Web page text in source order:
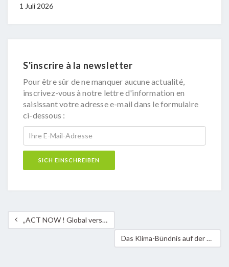
1 Juli 2026
S'inscrire à la newsletter
Pour être sûr de ne manquer aucune actualité,
inscrivez-vous à notre lettre d'information en
saisissant votre adresse e-mail dans le formulaire
ci-dessous :
„ACT NOW ! Global verstehen, lokal agieren“ – 7. Ausgabe des Festivals Cinéma du Sud – Das Klima-Bündnis lädt ein!
Das Klima-Bündnis auf der COP22 in Marrakesch